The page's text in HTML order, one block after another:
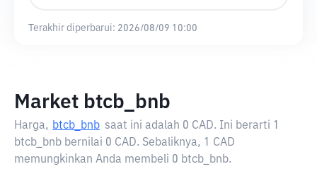
Terakhir diperbarui: 2026/08/09 10:00
Market btcb_bnb
Harga, btcb_bnb saat ini adalah 0 CAD. Ini berarti 1
btcb_bnb bernilai 0 CAD. Sebaliknya, 1 CAD
memungkinkan Anda membeli 0 btcb_bnb.